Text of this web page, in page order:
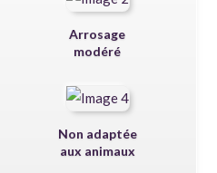
Arrosage
modéré
Non adaptée
aux animaux